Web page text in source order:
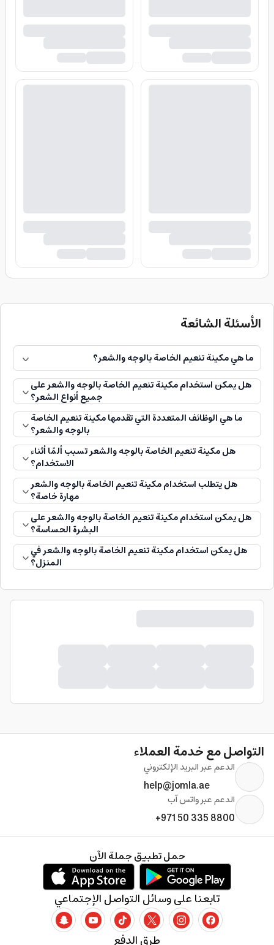
الأسئلة الشائعة
ما هي مكينة تنعيم الخاصة بالوجه والشعر؟
هل يمكن استخدام مكينة تنعيم الخاصة بالوجه والشعر على
جميع أنواع الشعر؟
ما هي الوظائف المتعددة التي تقدمها مكينة تنعيم الخاصة
بالوجه والشعر؟
هل مكينة تنعيم الخاصة بالوجه والشعر تسبب ألمًا أثناء
الاستخدام؟
هل يتطلب استخدام مكينة تنعيم الخاصة بالوجه والشعر
مهارة خاصة؟
هل يمكن استخدام مكينة تنعيم الخاصة بالوجه والشعر على
البشرة الحساسة؟
هل يمكن استخدام مكينة تنعيم الخاصة بالوجه والشعر في
المنزل؟
التواصل مع خدمة العملاء
الدعم عبر البريد الإلكتروني
help@jomla.ae
الدعم عبر واتس آب
+971 50 335 8800
طرق الدفع
تابعنا على وسائل التواصل الإجتماعي
حمل تطبيق جملة الآن